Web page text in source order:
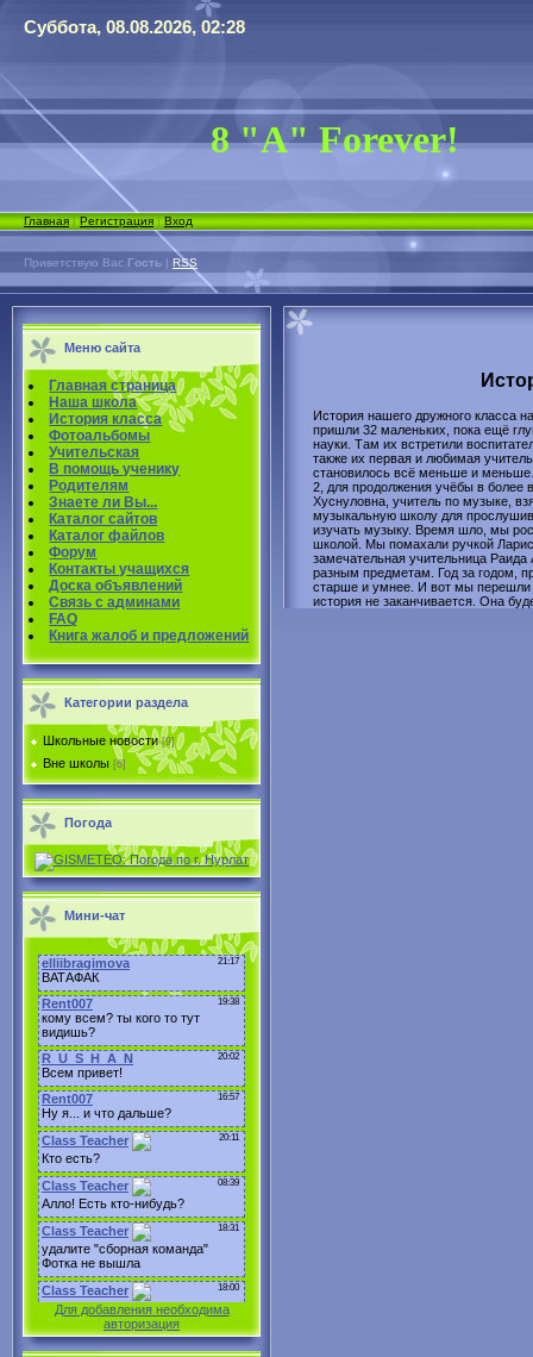
Суббота, 08.08.2026, 02:28
8 "А" Forever!
Главная|Регистрация|Вход
Приветствую Вас Гость | RSS
Меню сайта
Главная страница
Наша школа
История класса
Фотоальбомы
Учительская
В помощь ученику
Родителям
Знаете ли Вы...
Каталог сайтов
Каталог файлов
Форум
Контакты учащихся
Доска объявлений
Связь с админами
FAQ
Книга жалоб и предложений
Категории раздела
Школьные новости [9]
Вне школы [6]
Погода
Мини-чат
Для добавления необходима
авторизация
История нашего дружного класса
пришли 32 маленьких, пока ещё
науки. Там их встретили
также их первая и любимая
становилось всё меньше и
2, для продолжения учёбы в
Хуснуловна, учитель по музыке,
музыкальную школу для
изучать музыку. Время шло, мы
школой. Мы помахали ручкой
замечательная учительница
разным предметам. Год за годом,
старше и умнее. И вот мы перешли
история не заканчивается. Она